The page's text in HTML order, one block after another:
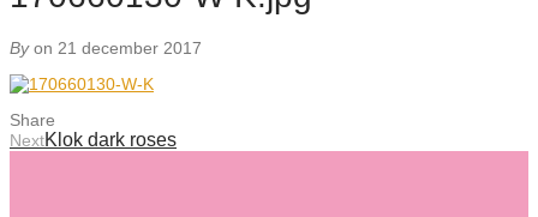
Byon 21 december 2017
Share
NextKlok dark roses